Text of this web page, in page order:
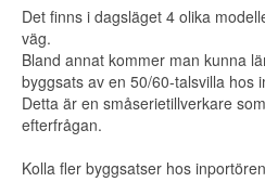
Det finns i dagsläget 4 olika
väg.
Bland annat kommer man kunna
byggsats av en 50/60-talsvilla hos
Detta är en småserietillverkare
efterfrågan.
Kolla fler byggsatser hos inportören